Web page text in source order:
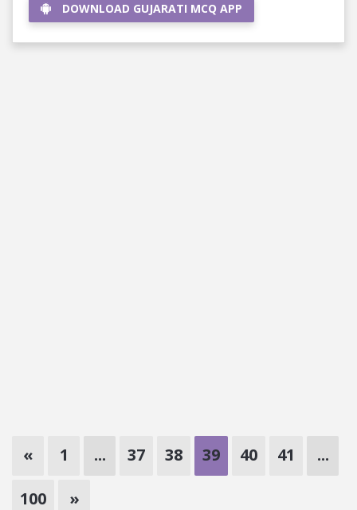
DOWNLOAD GUJARATI MCQ APP
« 1 ... 37 38 39 40 41 ...
100 »